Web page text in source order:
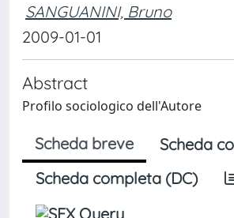
SANGUANINI, Bruno
2009-01-01
Abstract
Profilo sociologico dell'Autore
Scheda breve
Scheda
Scheda completa (DC)